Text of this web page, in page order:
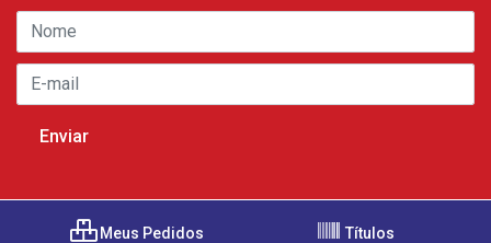
Meus Pedidos Títulos